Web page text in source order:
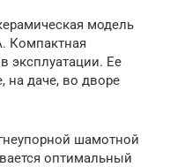
модель
Компактная
эксплуатации. Ее
на даче, во дворе
шамотной
оптимальный